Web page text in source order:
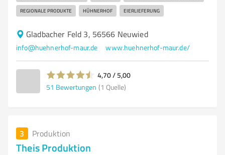
REGIONALE PRODUKTE HÜHNERHOF EIERLIEFERUNG
Gladbacher Feld 3, 56566 Neuwied
info@huehnerhof-maur.de www.huehnerhof-maur.de/
4,70 / 5,00
51 Bewertungen (1 Quelle)
3 Produktion
Theis Produktion